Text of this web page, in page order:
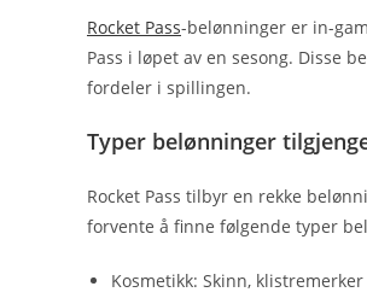
Rocket Pass-belønninger er in-
Pass i løpet av en sesong. Disse
fordeler i spillingen.
Typer belønninger
Rocket Pass tilbyr en rekke
forvente å finne følgende typer
Kosmetikk: Skinn,